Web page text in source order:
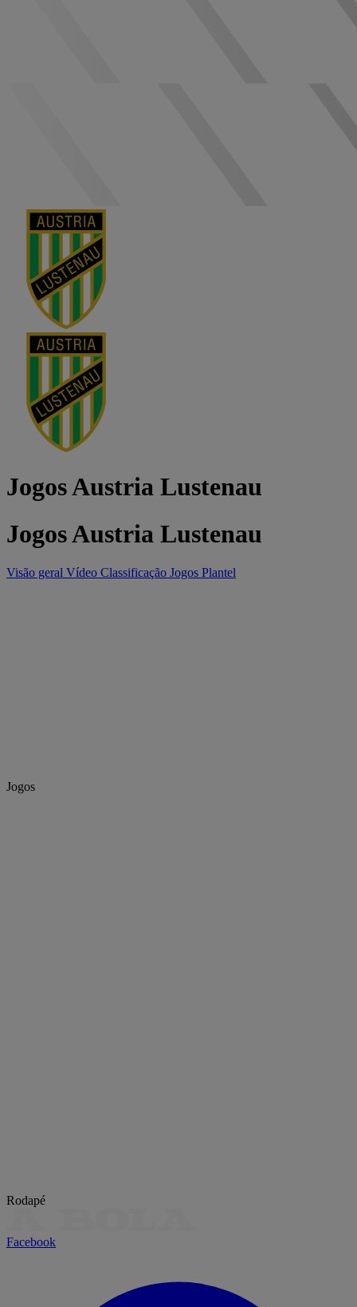
Jogos Austria Lustenau
Jogos Austria Lustenau
Visão geral Vídeo Classificação Jogos Plantel
Jogos
Rodapé
Facebook